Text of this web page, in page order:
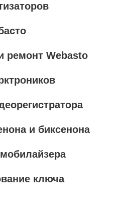
ремонт Webasto
и биксенона
ключа